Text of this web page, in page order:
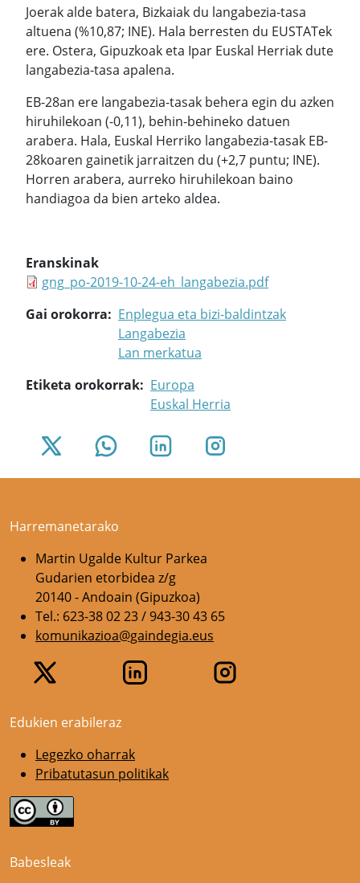
Joerak alde batera, Bizkaiak du langabezia-tasa
altuena (%10,87; INE). Hala berresten du EUSTATek
ere. Ostera, Gipuzkoak eta Ipar Euskal Herriak dute
langabezia-tasa apalena.
EB-28an ere langabezia-tasak behera egin du azken
hiruhilekoan (-0,11), behin-behineko datuen
arabera. Hala, Euskal Herriko langabezia-tasak EB-
28koaren gainetik jarraitzen du (+2,7 puntu; INE).
Horren arabera, aurreko hiruhilekoan baino
handiagoa da bien arteko aldea.
Eranskinak
gng_po-2019-10-24-eh_langabezia.pdf
Gai orokorra
Enplegua eta bizi-baldintzak
Langabezia
Lan merkatua
Etiketa orokorrak
Europa
Euskal Herria
Harremanetarako
Martin Ugalde Kultur Parkea
Gudarien etorbidea z/g
20140 - Andoain (Gipuzkoa)
Tel.: 623-38 02 23 / 943-30 43 65
komunikazioa@gaindegia.eus
Edukien erabileraz
Legezko oharrak
Pribatutasun politikak
Babesleak